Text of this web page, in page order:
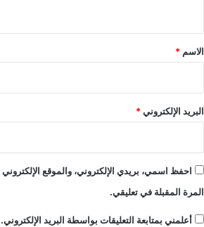
*
الاسم *
البريد الإلكتروني*
احفظ اسمي، بريدي الإلكتروني، والموقع
المرة المقبلة في تعليقي.
أعلمني بمتابعة التعليقات بواسطة البريد الإلكتروني.